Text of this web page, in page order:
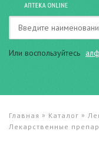
Или воспользуйтесь
Главная » Каталог »
Лекарственные